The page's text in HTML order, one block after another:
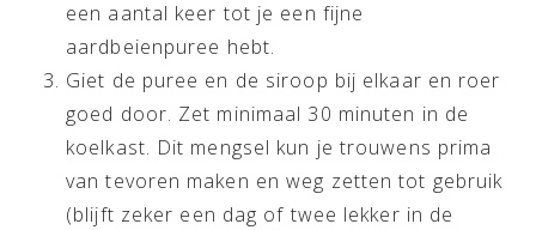
een aantal keer tot je een fijne
aardbeienpuree hebt.
Giet de puree en de siroop bij elkaar en roer
goed door. Zet minimaal 30 minuten in de
koelkast. Dit mengsel kun je trouwens prima
van tevoren maken en weg zetten tot gebruik
(blijft zeker een dag of twee lekker in de